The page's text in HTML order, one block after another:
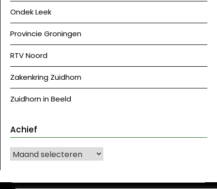
Ondek Leek
Provincie Groningen
RTV Noord
Zakenkring Zuidhorn
Zuidhorn in Beeld
Achief
Achief